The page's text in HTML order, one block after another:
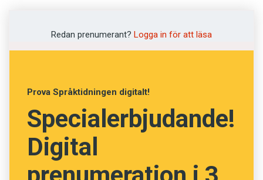
och läpparna. Detta skratt kan man alltså
betrakta som en del av språket: det lärs in
identifiera olika typer av skratt är också
universell, enligt Greg Bryant, som har prövat
saken på 884 personer från 21 länder.
Redan prenumerant? Logga in för att läsa
Prova Språktidningen digitalt!
Specialerbjudande!
Digital